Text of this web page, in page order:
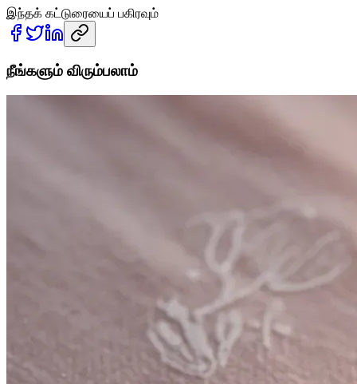
இந்தக் கட்டுரையைப் பகிரவும்
நீங்களும் விரும்பலாம்